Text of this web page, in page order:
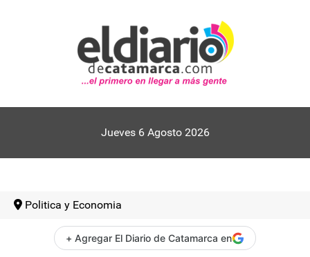
Jueves 6 Agosto 2026
Politica y Economia
+ Agregar El Diario de Catamarca en